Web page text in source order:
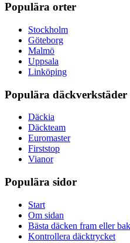
Populära orter
Stockholm
Göteborg
Malmö
Uppsala
Linköping
Populära däckverkstäder
Däckia
Däckteam
Euromaster
Firststop
Vianor
Populära sidor
Start
Om sidan
Bästa däcken fram eller
Kontrollera däcktrycket